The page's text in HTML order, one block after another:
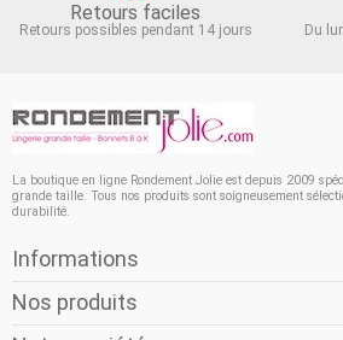
Retours faciles
Retours possibles pendant 14 jours
Du
La boutique en ligne Rondement Jolie est depuis 2009
grande taille. Tous nos produits sont soigneusement
durabilité.
Informations
Nos produits